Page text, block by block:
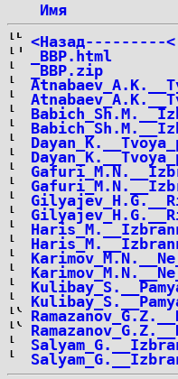
Имя
<Назад---------<
_BBP.html
_BBP.zip